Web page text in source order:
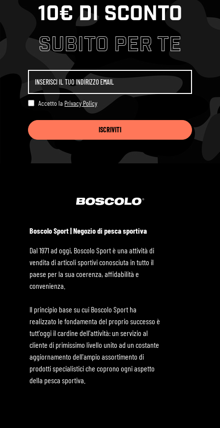
10€ di sconto
subito per te
Accetto la Privacy Policy
ISCRIVITI
Boscolo Sport | Negozio di pesca sportiva
Dal 1971 ad oggi, Boscolo Sport è una attività di
vendita di articoli sportivi conosciuta in tutto il
paese per la sua coerenza, affidabilità e
convenienza.
Il principio base su cui Boscolo Sport ha
realizzato le fondamenta del proprio successo è
tutt'oggi il cardine dell'attività: un servizio al
cliente di primissimo livello unito ad un costante
aggiornamento dell'ampio assortimento di
prodotti specialistici che coprono ogni aspetto
della pesca sportiva.